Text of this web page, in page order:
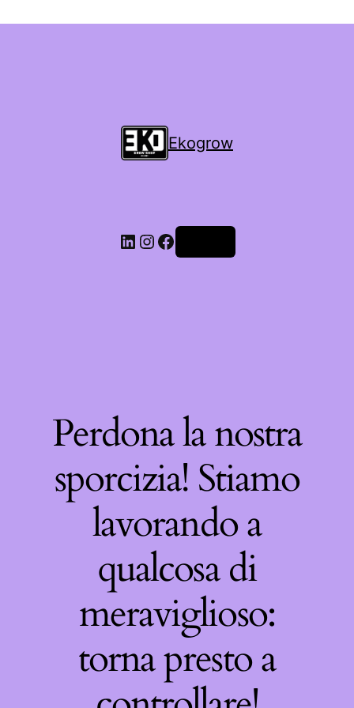
Ekogrow
Perdona la nostra
sporcizia! Stiamo
lavorando a
qualcosa di
meraviglioso:
torna presto a